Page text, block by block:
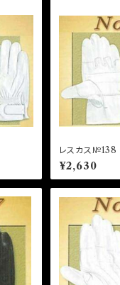
レスカス№138
¥2,630